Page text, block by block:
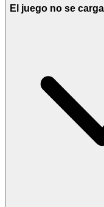
El juego no se